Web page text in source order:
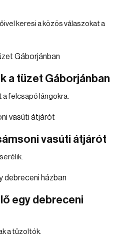
keresi a közös válaszokat a
a tüzet Gáborjánban
a felcsapó lángokra.
vasúti átjárót
egy debreceni
a tűzoltók.